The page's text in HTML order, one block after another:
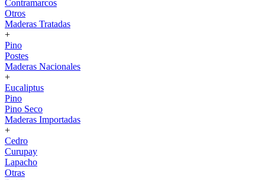
Contramarcos
Otros
Maderas Tratadas
+
Pino
Postes
Maderas Nacionales
+
Eucaliptus
Pino
Pino Seco
Maderas Importadas
+
Cedro
Curupay
Lapacho
Otras